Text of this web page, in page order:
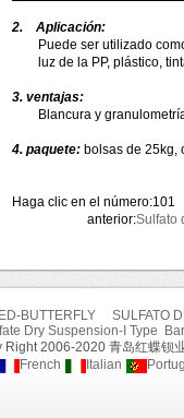
2.
Aplicación:
Puede ser utilizado
luz de la PP, plástico,
3. ventajas:
Blancura y
4. paquete: bolsas de 25kg,
Haga clic en el número:101
anterior:Sulfato
BUTTERFLY SULFATO
Dry Suspension-I Type
Right 2006-2020 青岛红蝶钡
French Italian